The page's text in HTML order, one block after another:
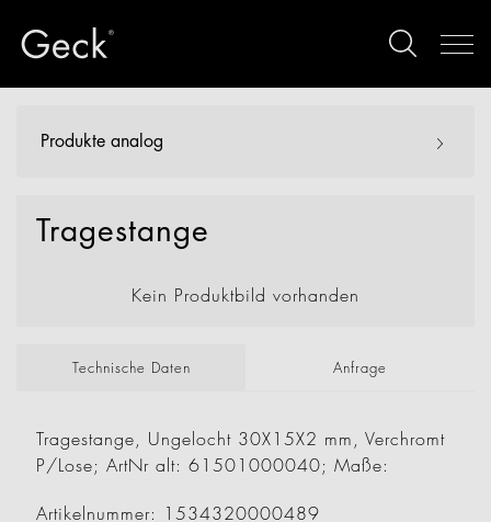
Produkte analog
Tragestange
Kein Produktbild vorhanden
Technische Daten Anfrage
Tragestange, Ungelocht 30X15X2 mm, Verchromt
P/Lose; ArtNr alt: 61501000040; Maße:
Artikelnummer: 1534320000489